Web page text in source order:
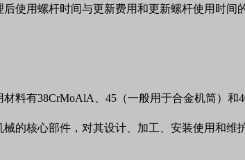
使用螺杆时间与更新费用和更新螺杆使用时
材料有38CrMoAlA 45 （一般用于合金机筒）和
的核心部件，对其设计、加工、安装使用和维